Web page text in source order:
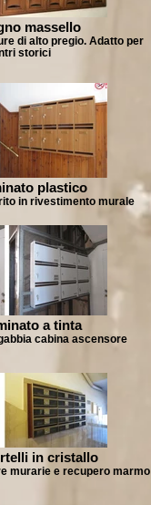
massello
di alto pregio. Adatto per
storici
plastico
in rivestimento murale
a tinta
cabina ascensore
in cristallo
murarie e recupero marmo